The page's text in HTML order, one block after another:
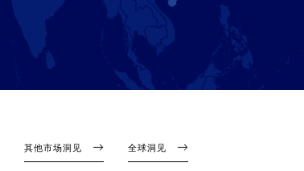
其他市场洞见 全球洞见